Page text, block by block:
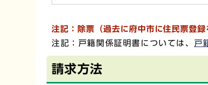
注記：除票（過去に府中市に住民票登
注記：戸籍関係証明書については、 戸
請求方法